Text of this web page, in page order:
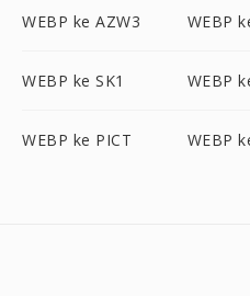
WEBP ke AZW3 WEBP
WEBP ke SK1 WEBP
WEBP ke PICT WEBP